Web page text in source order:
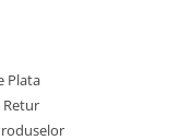
Plata
Retur